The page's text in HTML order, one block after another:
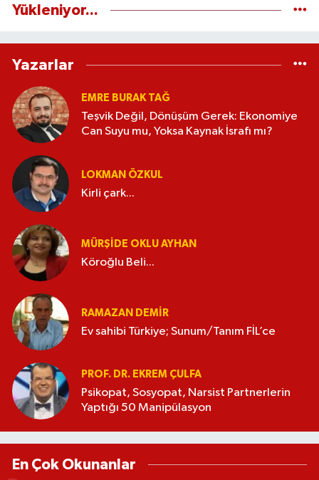
Yükleniyor...
Yazarlar
EMRE BURAK TAĞ
Teşvik Değil, Dönüşüm Gerek: Ekonomiye
Can Suyu mu, Yoksa Kaynak İsrafı mı?
LOKMAN ÖZKUL
Kirli çark...
MÜRŞIDE OKLU AYHAN
Köroğlu Beli...
RAMAZAN DEMİR
Ev sahibi Türkiye; Sunum/Tanım FİL’ce
PROF. DR. EKREM ÇULFA
Psikopat, Sosyopat, Narsist Partnerlerin
Yaptığı 50 Manipülasyon
En Çok Okunanlar